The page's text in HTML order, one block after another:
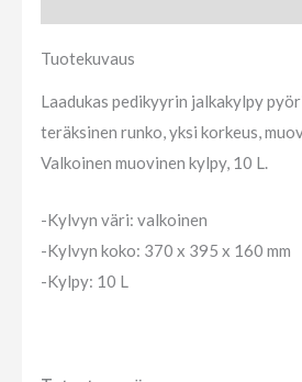
Tuotekuvaus
Laadukas pedikyyrin jalkakylpy
teräksinen runko, yksi korkeus,
Valkoinen muovinen kylpy, 10 L.
-Kylvyn väri: valkoinen
-Kylvyn koko: 370 x 395 x 160 mm
-Kylpy: 10 L